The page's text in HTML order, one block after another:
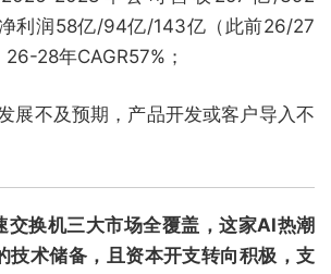
利润58亿/94亿/143亿（此前26/27
28年CAGR57%；
不及预期，产品开发或客户导入不
交换机三大市场全覆盖，这家AI热潮
技术储备，且资本开支转向积极，支